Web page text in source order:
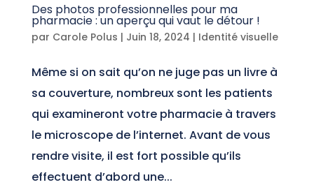
Des photos professionnelles pour ma
pharmacie : un aperçu qui vaut le détour !
par Carole Polus | Juin 18, 2024 | Identité visuelle
Même si on sait qu’on ne juge pas un livre à
sa couverture, nombreux sont les patients
qui examineront votre pharmacie à travers
le microscope de l’internet. Avant de vous
rendre visite, il est fort possible qu’ils
effectuent d’abord une...